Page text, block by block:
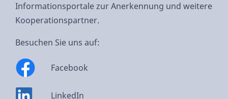
Informationsportale zur Anerkennung und weitere
Kooperationspartner.
Besuchen Sie uns auf:
Facebook
LinkedIn